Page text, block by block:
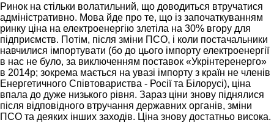
Ринок на стільки волатильний, що доводиться втручатися
адміністративно. Мова йде про те, що із започаткуванням
ринку ціна на електроенергію злетіла на 30% вгору для
підприємств. Потім, після зміни ПСО, і коли постачальники
навчилися імпортувати (бо до цього імпорту електроенергії
в нас не було, за виключенням поставок «Укрінтеренерго»
в 2014р; зокрема мається на увазі імпорту з країн не членів
Eнергетичного Співтовариства - Росії та Білорусі), ціна
впала до дуже низького рівня. Зараз ціни знову піднялися
після відповідного втручання державних органів, зміни
ПСО та деяких інших заходів. Ціна знову достатньо висока.